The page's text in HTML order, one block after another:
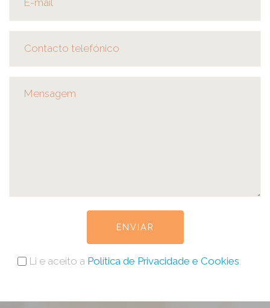
ENVIAR
Li e aceito a Política de Privacidade e Cookies